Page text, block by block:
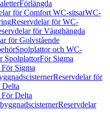
Förlängda
för Comfort WC-sitsarWC-
Reservdelar för WC-
för Vägghängda
för Golvstående
Spolplattor och WC-
SpolplattorFör Sigma
Sigma
Reservdelar för
Delta
Delta
Reservdelar